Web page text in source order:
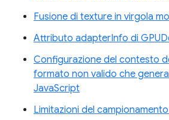
Fusione di texture in virgola
Attributo adapterInfo di
Configurazione del contesto
formato non valido che
JavaScript
Limitazioni del